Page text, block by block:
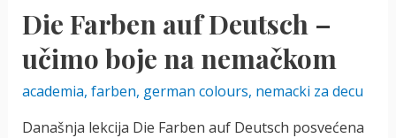
people
Pozdravi
na
engleskom
Die Farben auf Deutsch –
učimo boje na nemačkom
academia, farben, german colours, nemacki za decu
Današnja lekcija Die Farben auf Deutsch posvećena